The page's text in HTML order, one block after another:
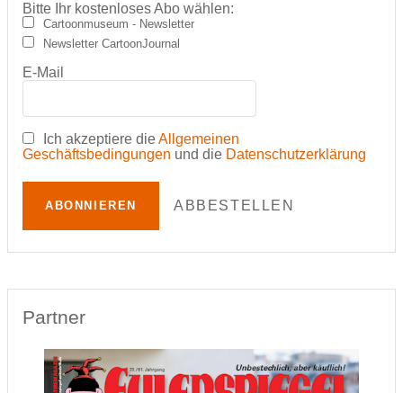
Bitte Ihr kostenloses Abo wählen:
Cartoonmuseum - Newsletter
Newsletter CartoonJournal
E-Mail
Ich akzeptiere dieAllgemeinen
Geschäftsbedingungen und die Datenschutzerklärung
ABONNIEREN ABBESTELLEN
Partner